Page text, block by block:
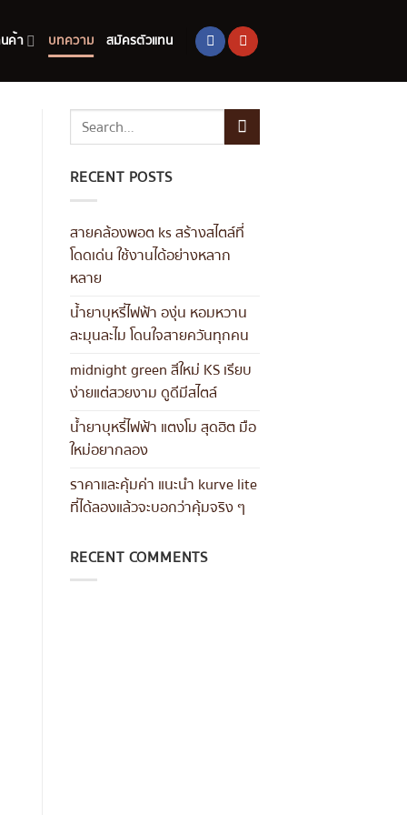
ค้า บทความ สมัครตัวแทน
RECENT POSTS
สายคล้องพอต ks สร้างสไตล์ที่
โดดเด่น ใช้งานได้อย่างหลาก
หลาย
น้ำยาบุหรี่ไฟฟ้า องุ่น หอมหวาน
ละมุนละไม โดนใจสายควันทุกคน
midnight green สีใหม่ KS เรียบ
ง่ายแต่สวยงาม ดูดีมีสไตล์
น้ำยาบุหรี่ไฟฟ้า แตงโม สุดฮิต มือ
ใหม่อยากลอง
ราคาและคุ้มค่า แนะนำ kurve lite
ที่ได้ลองแล้วจะบอกว่าคุ้มจริง ๆ
RECENT COMMENTS